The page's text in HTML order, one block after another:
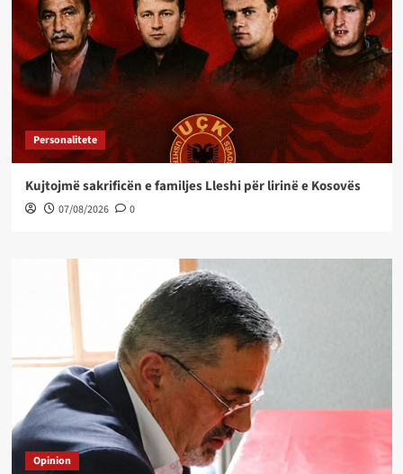
Personalitete
Kujtojmë sakrificën e familjes Lleshi për lirinë e Kosovës
07/08/2026 0
Opinion